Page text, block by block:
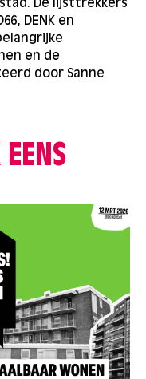
De lijsttrekkers
DENK en
en de
door Sanne